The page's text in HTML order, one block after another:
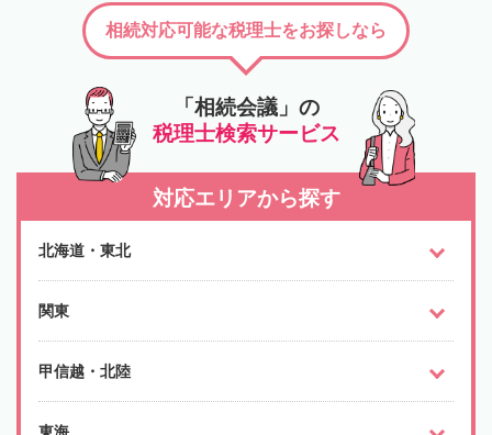
「相続会議」の
税理士検索サービス
相続対応可能な税理士をお探しなら
対応エリアから探す
北海道・東北
関東
甲信越・北陸